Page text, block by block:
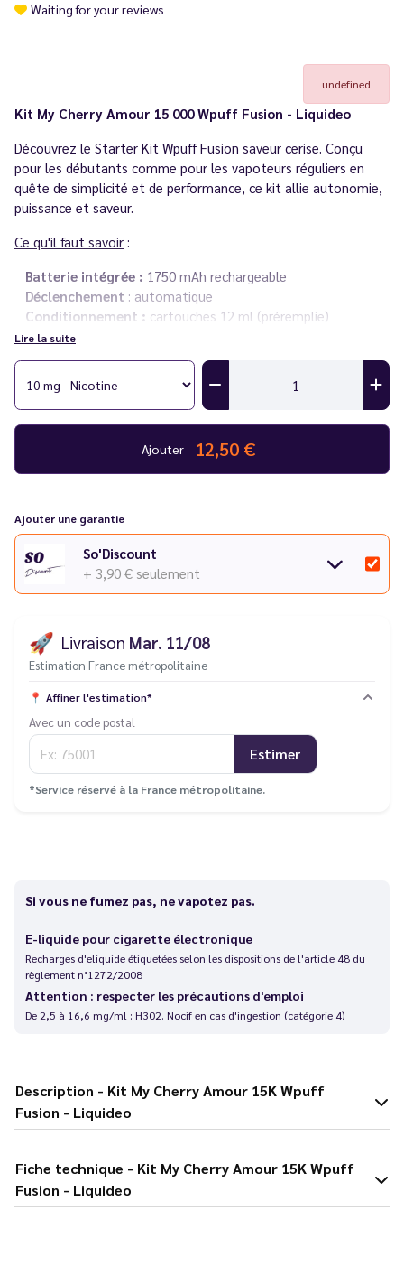
Waiting for your reviews
undefined
Kit My Cherry Amour 15 000 Wpuff Fusion - Liquideo
Découvrez le Starter Kit Wpuff Fusion saveur cerise. Conçu
pour les débutants comme pour les vapoteurs réguliers en
quête de simplicité et de performance, ce kit allie autonomie,
puissance et saveur.
Ce qu'il faut savoir :
Batterie intégrée : 1750 mAh rechargeable
Déclenchement : automatique
Conditionnement : cartouches 12 ml (préremplie)
Tirage :
Taux de nicotine :
10 mg, 20 mg (sel de nicotine)
Nombre de bouffées :15 000 bouffées par cartouche
Découvrez toute la sérieWpuff Fusion de Liquideodans notre
catalogue.
Lire la suite
Ajouter 12,50 €
Ajouter une garantie
So'Discount
+ 3,90 € seulement
🚀 Livraison Mar. 11/08
Estimation France métropolitaine
📍 Affiner l'estimation*
Avec un code postal
Estimer
*Service réservé à la France métropolitaine.
Si vous ne fumez pas, ne vapotez pas.
E-liquide pour cigarette électronique
Recharges d'eliquide étiquetées selon les dispositions de l'article 48 du
règlement n°1272/2008
Attention : respecter les précautions d'emploi
De 2,5 à 16,6 mg/ml : H302. Nocif en cas d'ingestion (catégorie 4)
Description - Kit My Cherry Amour 15K Wpuff
Fusion - Liquideo
Fiche technique - Kit My Cherry Amour 15K Wpuff
Fusion - Liquideo